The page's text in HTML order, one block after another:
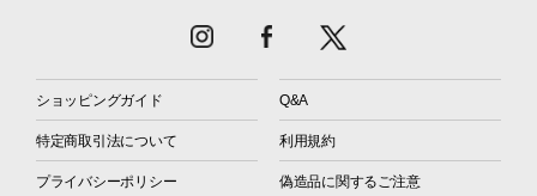
ショッピングガイド Q&A
特定商取引法について 利用規約
プライバシーポリシー 偽造品に関するご注意